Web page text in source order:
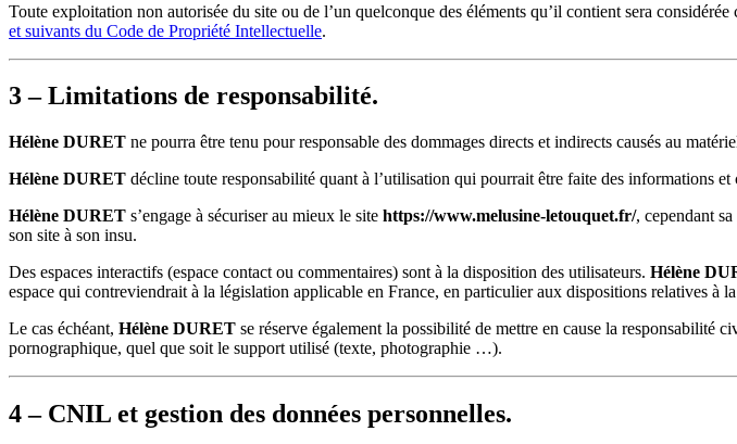
Toute exploitation non autorisée du site ou de l’un quelconque des éléments qu’il contient sera
et suivants du Code de Propriété Intellectuelle.
3 – Limitations de responsabilité.
Hélène DURET ne pourra être tenu pour responsable des dommages directs et indirects causés au
Hélène DURET décline toute responsabilité quant à l’utilisation qui pourrait être faite des informations et
Hélène DURET s’engage à sécuriser au mieux le site https://www.melusine-letouquet.fr/, cependant
son site à son insu.
Des espaces interactifs (espace contact ou commentaires) sont à la disposition des utilisateurs. Hélène
espace qui contreviendrait à la législation applicable en France, en particulier aux dispositions relatives à
Le cas échéant, Hélène DURET se réserve également la possibilité de mettre en cause la responsabilité
pornographique, quel que soit le support utilisé (texte, photographie …).
4 – CNIL et gestion des données personnelles.